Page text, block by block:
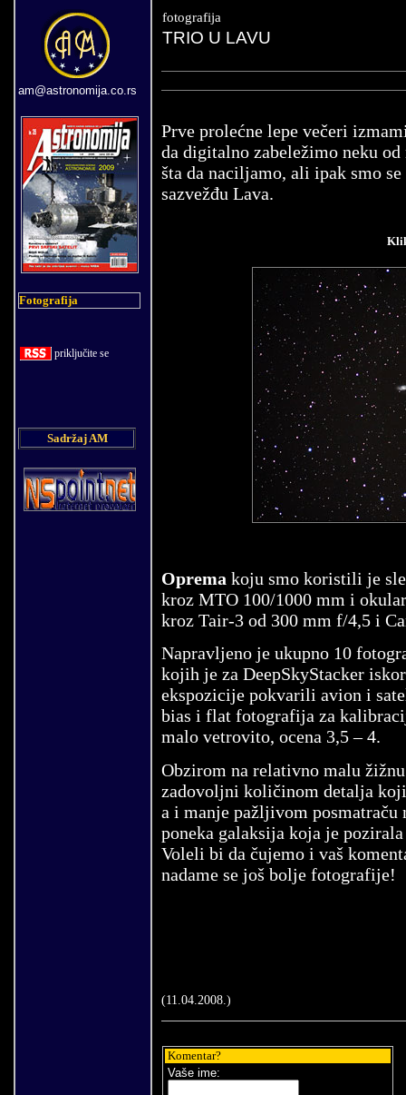
am@astronomija.co.rs
Fotografija
priključite se
Sadržaj AM
fotografija
TRIO U LAVU
Prve prolećne lepe večeri
da digitalno zabeležimo neku
šta da naciljamo, ali ipak smo
sazvežđu Lava.
Oprema koju smo koristili je
kroz MTO 100/1000 mm i
kroz Tair-3 od 300 mm f/4,5 i
Napravljeno je ukupno 10
kojih je za DeepSkyStacker
ekspozicije pokvarili avion i
bias i flat fotografija za
malo vetrovito, ocena 3,5 – 4.
Obzirom na relativno malu
zadovoljni količinom detalja
a i manje pažljivom
poneka galaksija koja je
Voleli bi da čujemo i vaš
nadame se još bolje fotografije!
(11.04.2008.)
Komentar?
Vaše ime: